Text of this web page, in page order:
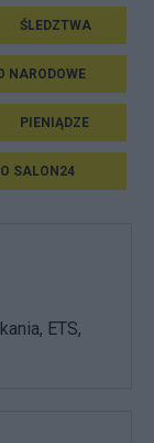
ŚLEDZTWA
NARODOWE
PIENIĄDZE
SALON24
ETS,